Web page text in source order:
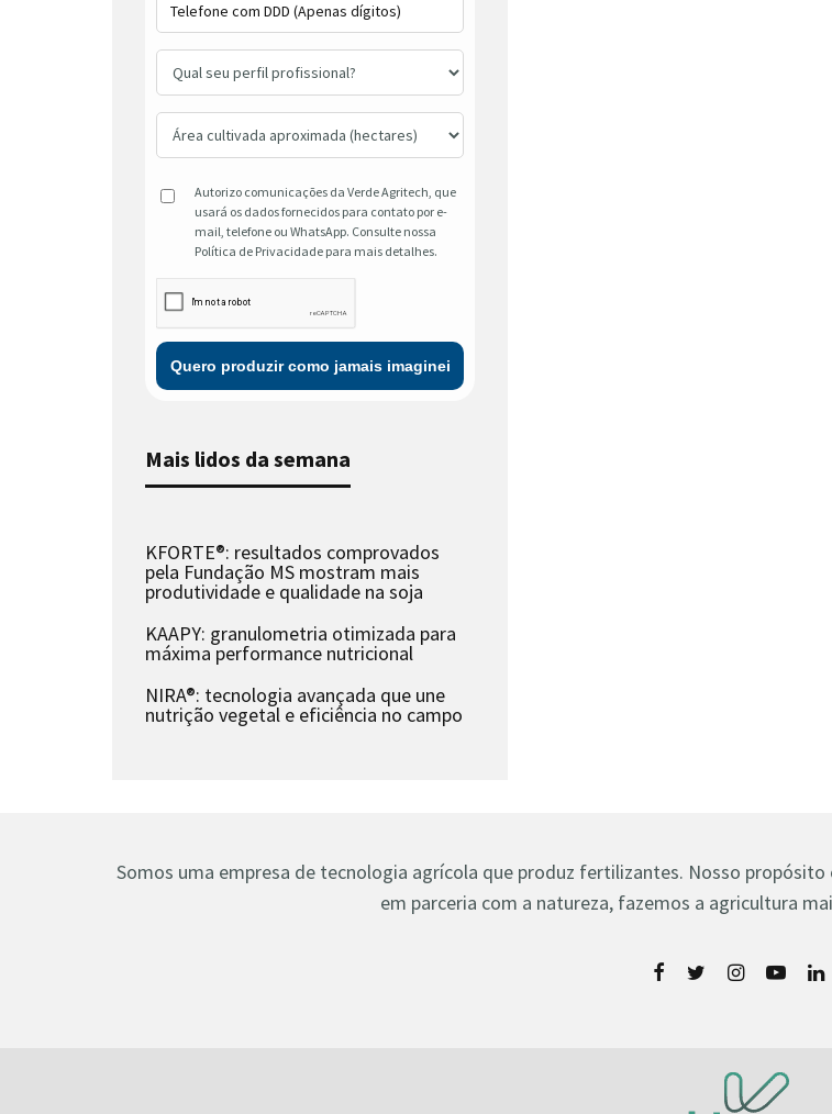
Autorizo comunicações da Verde Agritech, que
usará os dados fornecidos para contato por e-
mail, telefone ou WhatsApp. Consulte nossa
Política de Privacidade para mais detalhes.
Mais lidos da semana
KFORTE®: resultados comprovados
pela Fundação MS mostram mais
produtividade e qualidade na soja
KAAPY: granulometria otimizada para
máxima performance nutricional
NIRA®: tecnologia avançada que une
nutrição vegetal e eficiência no campo
Somos uma empresa de tecnologia agrícola que produz fertilizantes. Nosso
em parceria com a natureza, fazemos a agricultura